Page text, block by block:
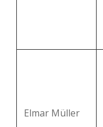
Elmar Müller